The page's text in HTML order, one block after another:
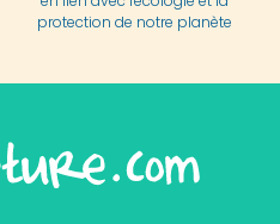
protection de notre planète